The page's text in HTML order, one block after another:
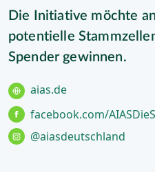
Die Initiative möchte
potentielle
Spender gewinnen.
aias.de
facebook.com/
@aiasdeutschland